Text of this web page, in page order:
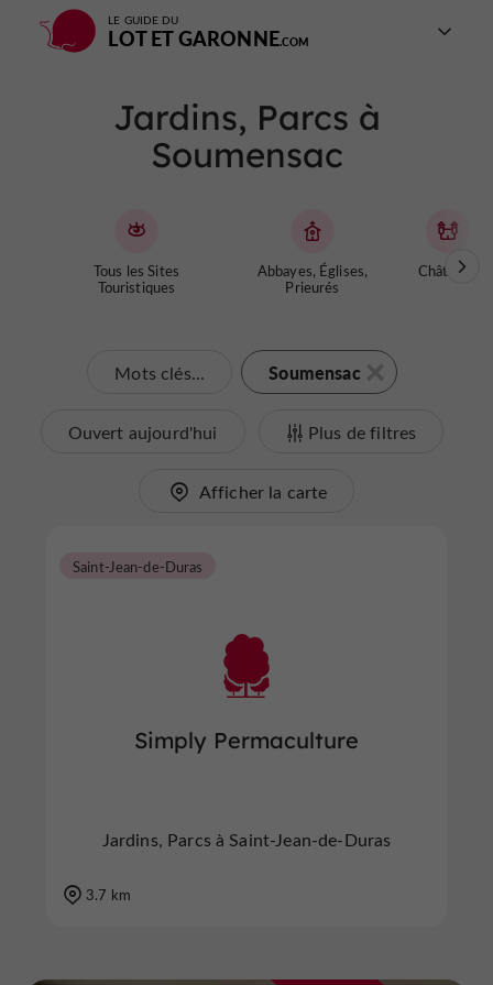
LE GUIDE DU
LOT ET GARONNE
Jardins, Parcs à
Soumensac
Tous les Sites
Touristiques
Abbayes, Églises,
Prieurés
Châteaux
Mots clés... Soumensac
Ouvert aujourd'hui Plus de filtres
Afficher la carte
Simply Permaculture
Saint-Jean-de-Duras
Jardins, Parcs à Saint-Jean-de-Duras
3.7 km